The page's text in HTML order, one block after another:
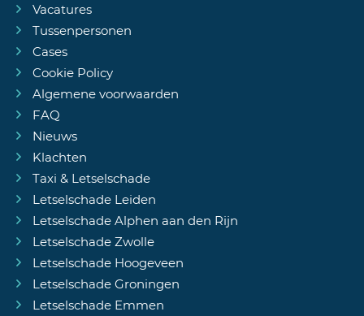
Vacatures
Tussenpersonen
Cases
Cookie Policy
Algemene voorwaarden
FAQ
Nieuws
Klachten
Taxi & Letselschade
Letselschade Leiden
Letselschade Alphen aan den Rijn
Letselschade Zwolle
Letselschade Hoogeveen
Letselschade Groningen
Letselschade Emmen